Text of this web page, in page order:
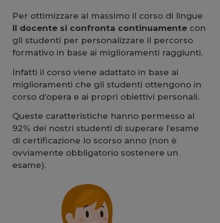
Per ottimizzare al massimo il corso di lingue
il docente si confronta continuamente con
gli studenti per personalizzare il percorso
formativo in base ai miglioramenti raggiunti.
Infatti il corso viene adattato in base ai
miglioramenti che gli studenti ottengono in
corso d’opera e ai propri obiettivi personali.
Queste caratteristiche hanno permesso al
92% dei nostri studenti di superare l’esame
di certificazione lo scorso anno (non è
ovviamente obbligatorio sostenere un
esame).